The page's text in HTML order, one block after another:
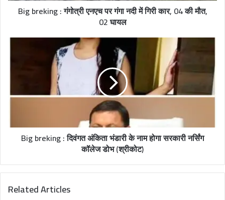
Big breking : गंगोत्री एनएच पर गंगा नदी में गिरी कार, 04 की मौत,
02 घायल
Big breking : दिवंगत अंकिता भंडारी के नाम होगा सरकारी नर्सिंग
कॉलेज डोभ (श्रीकोट)
Related Articles